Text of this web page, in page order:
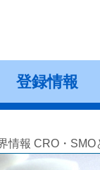
登録情報
情報 CRO・SMO